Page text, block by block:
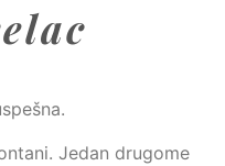
Jedan drugome